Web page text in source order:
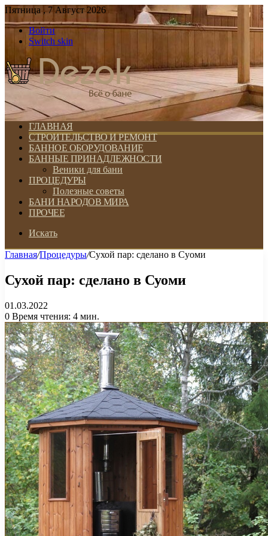
Пятница , 7 Август 2026
Войти
Switch skin
ГЛАВНАЯ
СТРОИТЕЛЬСТВО И РЕМОНТ
БАННОЕ ОБОРУДОВАНИЕ
БАННЫЕ ПРИНАДЛЕЖНОСТИ
Веники для бани
ПРОЦЕДУРЫ
Полезные советы
БАНИ НАРОДОВ МИРА
ПРОЧЕЕ
Искать
Главная/Процедуры/Сухой пар: сделано в Суоми
Сухой пар: сделано в Суоми
01.03.2022
0 Время чтения: 4 мин.